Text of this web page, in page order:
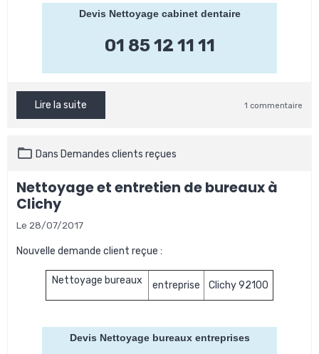
Devis Nettoyage cabinet dentaire
01 85 12 11 11
Lire la suite 1 commentaire
Dans Demandes clients reçues
Nettoyage et entretien de bureaux à
Clichy
Le 28/07/2017
Nouvelle demande client reçue :
Nettoyage bureaux entreprise Clichy 92100
Devis Nettoyage bureaux entreprises